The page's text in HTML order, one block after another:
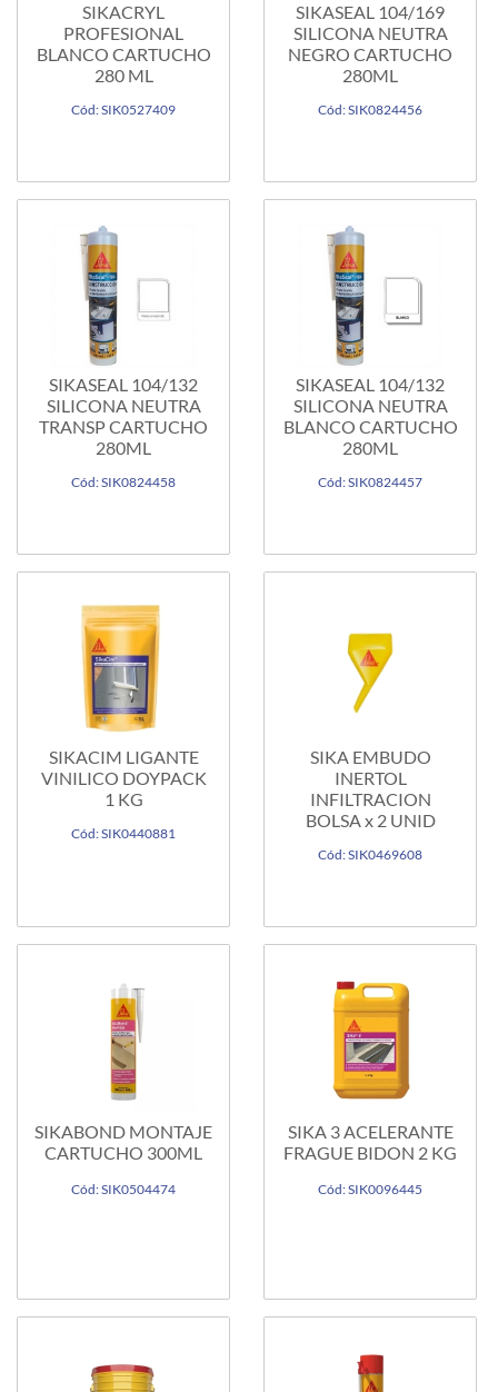
SIKACRYL
PROFESIONAL
BLANCO CARTUCHO
280 ML
Cód: SIK0527409
SIKASEAL 104/169
SILICONA NEUTRA
NEGRO CARTUCHO
280ML
Cód: SIK0824456
SIKASEAL 104/132
SILICONA NEUTRA
TRANSP CARTUCHO
280ML
Cód: SIK0824458
SIKASEAL 104/132
SILICONA NEUTRA
BLANCO CARTUCHO
280ML
Cód: SIK0824457
SIKACIM LIGANTE
VINILICO DOYPACK
1 KG
Cód: SIK0440881
SIKA EMBUDO
INERTOL
INFILTRACION
BOLSA x 2 UNID
Cód: SIK0469608
SIKABOND MONTAJE
CARTUCHO 300ML
Cód: SIK0504474
SIKA 3 ACELERANTE
FRAGUE BIDON 2 KG
Cód: SIK0096445